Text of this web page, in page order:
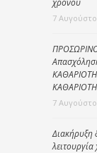
7
7
Διακήρυξη